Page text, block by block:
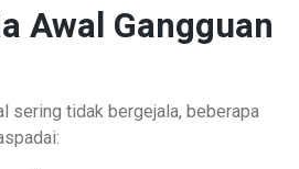
Awal Gangguan
sering tidak bergejala, beberapa